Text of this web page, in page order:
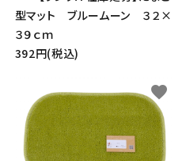
型マット ブルームーン ３２×
３９ｃｍ
392円(税込)
favorite
索する